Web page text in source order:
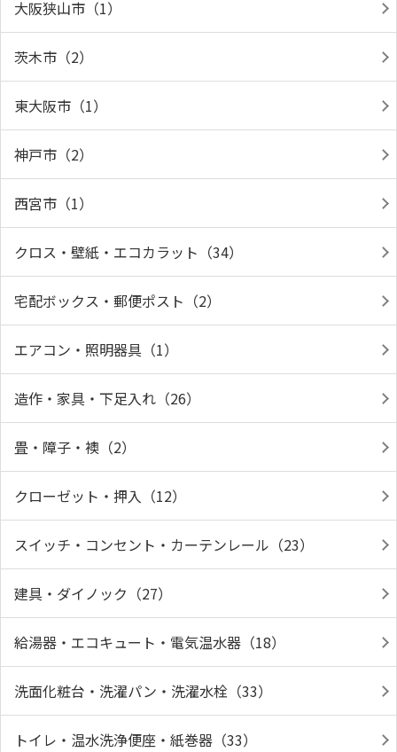
大阪狭山市（1）
茨木市（2）
東大阪市（1）
神戸市（2）
西宮市（1）
クロス・壁紙・エコカラット（34）
宅配ボックス・郵便ポスト（2）
エアコン・照明器具（1）
造作・家具・下足入れ（26）
畳・障子・襖（2）
クローゼット・押入（12）
スイッチ・コンセント・カーテンレール（23）
建具・ダイノック（27）
給湯器・エコキュート・電気温水器（18）
洗面化粧台・洗濯パン・洗濯水栓（33）
トイレ・温水洗浄便座・紙巻器（33）